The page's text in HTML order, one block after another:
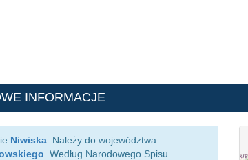
INFORMACJE
Niwiska . Należy do województwa
. Według Narodowego Spisu